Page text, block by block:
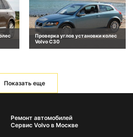
Проверка углов установки колес
Volvo C30
Показать еще
Ремонт автомобилей
Сервис Volvo в Москве